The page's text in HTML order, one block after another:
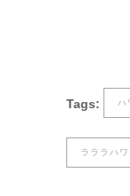
Tags: ハ
ラララハワ